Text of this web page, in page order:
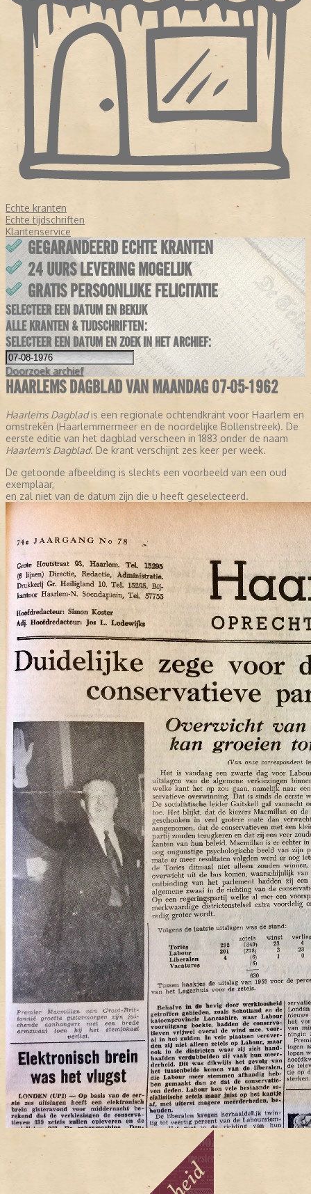
Echte kranten
Echte tijdschriften
Klantenservice
GEGARANDEERD ECHTE KRANTEN
24 UURS LEVERING MOGELIJK
GRATIS PERSOONLIJKE FELICITATIE
SELECTEER EEN DATUM EN BEKIJK
ALLE KRANTEN & TIJDSCHRIFTEN:
SELECTEER EEN DATUM EN ZOEK IN HET ARCHIEF:
Doorzoek archief
HAARLEMS DAGBLAD VAN MAANDAG 07-05-1962
Haarlems Dagbladis een regionale ochtendkrant voor Haarlem en
omstreken (Haarlemmermeer en de noordelijke Bollenstreek). De
eerste editie van het dagblad verscheen in 1883 onder de naam
Haarlem's Dagblad. De krant verschijnt zes keer per week.
De getoonde afbeelding is slechts een voorbeeld van een oud
exemplaar,
en zal niet van de datum zijn die u heeft geselecteerd.